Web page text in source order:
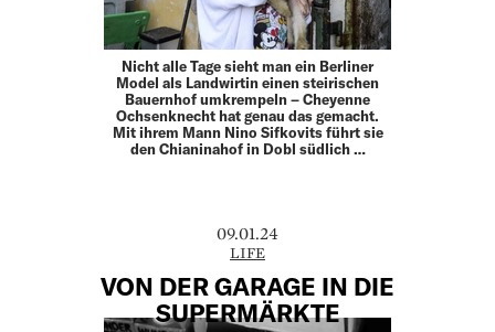
Nicht alle Tage sieht man ein Berliner
Model als Landwirtin einen steirischen
Bauernhof umkrempeln – Cheyenne
Ochsenknecht hat genau das gemacht.
Mit ihrem Mann Nino Sifkovits führt sie
den Chianinahof in Dobl südlich …
09.01.24
LIFE
VON DER GARAGE IN DIE
SUPERMÄRKTE